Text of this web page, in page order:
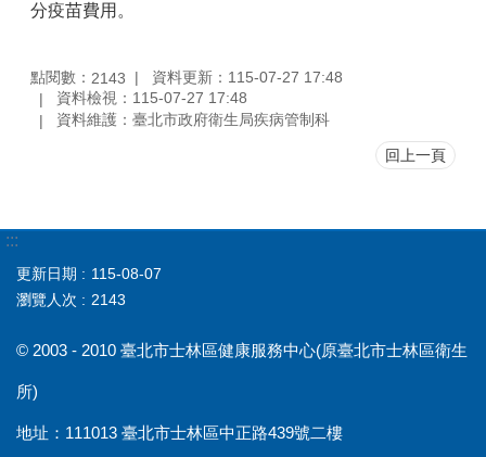
分疫苗費用。
點閱數： 2143
資料更新：115-07-27 17:48
資料檢視：115-07-27 17:48
資料維護：臺北市政府衛生局疾病管制科
回上一頁
:::
更新日期
115-08-07
瀏覽人次
2143
© 2003 - 2010 臺北市士林區健康服務中心(原臺北市士林區衛生
所)
地址：111013 臺北市士林區中正路439號二樓